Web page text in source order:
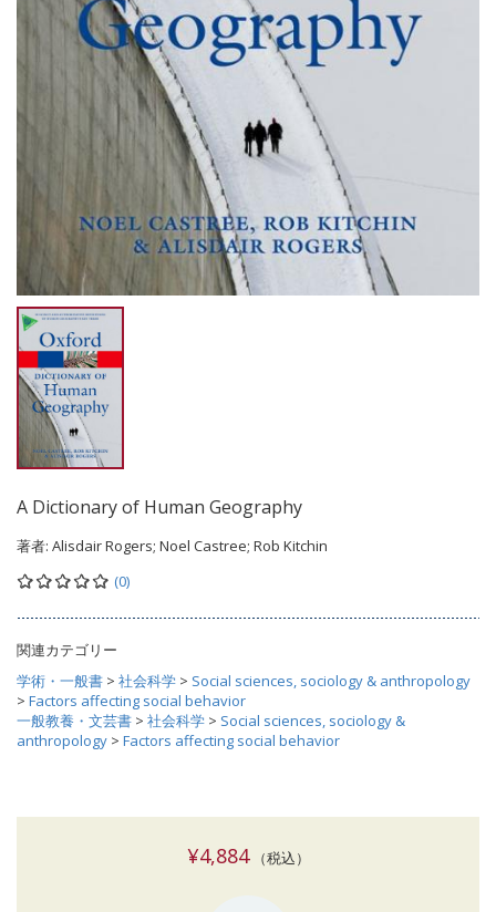
A Dictionary of Human Geography
著者: Alisdair Rogers; Noel Castree; Rob Kitchin
(0)
関連カテゴリー
学術・一般書 > 社会科学 > Social sciences, sociology & anthropology
> Factors affecting social behavior
一般教養・文芸書 > 社会科学 > Social sciences, sociology &
anthropology > Factors affecting social behavior
¥4,884（税込）